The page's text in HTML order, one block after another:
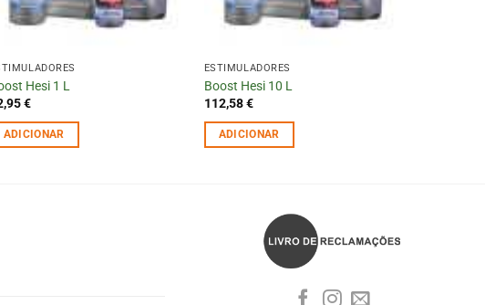
Hesi 1 L
€
ADICIONAR
ESTIMULADORES
Boost Hesi 10 L
112,58€
ADICIONAR